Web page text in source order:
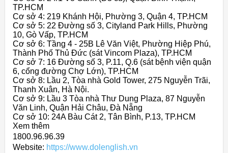
TP.HCM
Cơ sở 4: 219 Khánh Hội, Phường 3, Quận 4, TP.HCM
Cơ sở 5: 22 Đường số 3, Cityland Park Hills, Phường
10, Gò Vấp, TP.HCM
Cơ sở 6: Tầng 4 - 25B Lê Văn Việt, Phường Hiệp Phú,
Thành Phố Thủ Đức (sát Vincom Plaza), TP.HCM
Cơ sở 7: 16 Đường số 3, P.11, Q.6 (sát bệnh viện quận
6, cổng đường Chợ Lớn), TP.HCM
Cơ sở 8: Lầu 2, Tòa nhà Gold Tower, 275 Nguyễn Trãi,
Thanh Xuân, Hà Nội.
Cơ sở 9: Lầu 3 Tòa nhà Thư Dung Plaza, 87 Nguyễn
Văn Linh, Quận Hải Châu, Đà Nẵng
Cơ sở 10: 24A Bàu Cát 2, Tân Bình, P.13, TP.HCM
Xem thêm
1800.96.96.39
Website: https://www.dolenglish.vn